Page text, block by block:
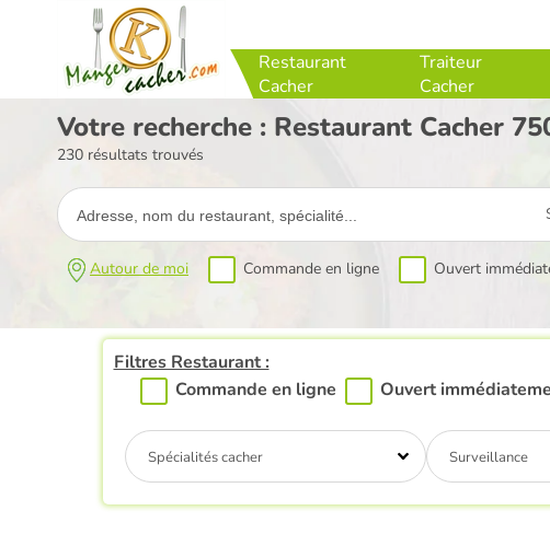
Restaurant
Cacher
Traiteur
Cacher
Votre recherche : Restaurant Cacher
230 résultats trouvés
Autour de moi Commande en ligne Ouvert
Filtres Restaurant :
Commande en ligne
Ouvert
Spécialités cacher Surveillance